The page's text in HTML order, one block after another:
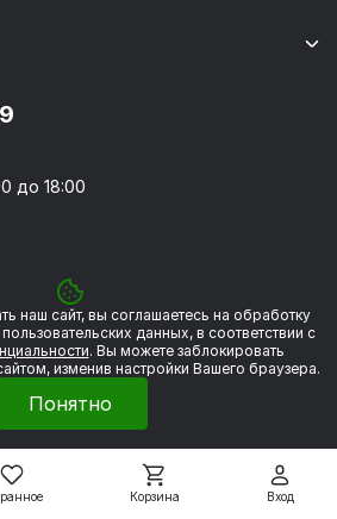
Корзина Вход
до 18:00
персональных данных
вFramelink
наш сайт, вы соглашаетесь на обработку
данных, в соответствии с
. Вы можете заблокировать
изменив настройки Вашего браузера.
Понятно